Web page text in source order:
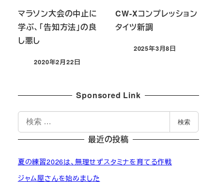
マラソン大会の中止に
学ぶ、「告知方法」の良
し悪し
投稿日
2020年2月22日
CW-Xコンプレッション
タイツ新調
投稿日
2025年3月8日
Sponsored Link
索
検索
最近の投稿
夏の練習2026は、無理せずスタミナを育てる作戦
ジャム屋さんを始めました